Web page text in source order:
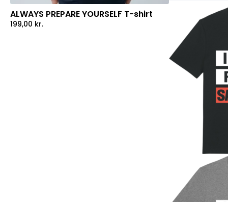
ALWAYS PREPARE YOURSELF T-shirt
199,00 kr.